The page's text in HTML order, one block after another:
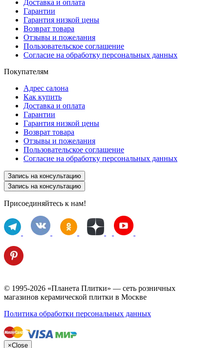
Доставка и оплата
Гарантии
Гарантия низкой цены
Возврат товара
Отзывы и пожелания
Пользовательское соглашение
Согласие на обработку персональных данных
Покупателям
Адрес салона
Как купить
Доставка и оплата
Гарантии
Гарантия низкой цены
Возврат товара
Отзывы и пожелания
Пользовательское соглашение
Согласие на обработку персональных данных
Запись на консультацию
Запись на консультацию
Присоединяйтесь к нам!
© 1995-2026 «Планета Плитки» — сеть розничных
магазинов керамической плитки в Москве
Политика обработки персональных данных
×Close